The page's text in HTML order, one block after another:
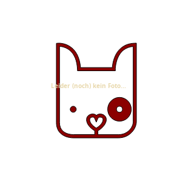
Leider (noch) kein Foto...